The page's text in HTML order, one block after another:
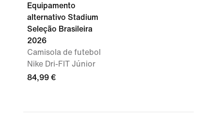
Equipamento
alternativo Stadium
Seleção Brasileira
2026
Camisola de futebol
Nike Dri-FIT Júnior
84,99 €